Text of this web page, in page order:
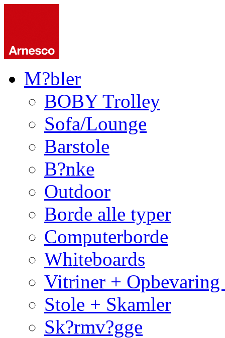
M?bler
BOBY Trolley
Sofa/Lounge
Barstole
B?nke
Outdoor
Borde alle typer
Computerborde
Whiteboards
Vitriner +
Stole + Skamler
Sk?rmv?gge